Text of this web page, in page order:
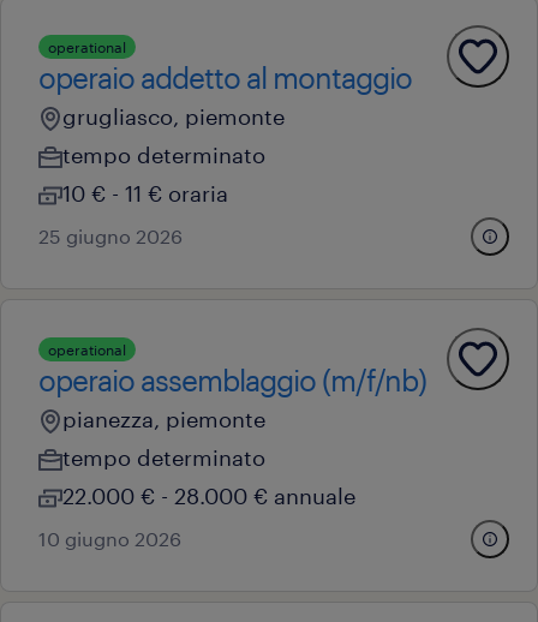
operational
operaio addetto al montaggio
grugliasco, piemonte
tempo determinato
10 € - 11 € oraria
25 giugno 2026
operational
operaio assemblaggio (m/f/nb)
pianezza, piemonte
tempo determinato
22.000 € - 28.000 € annuale
10 giugno 2026